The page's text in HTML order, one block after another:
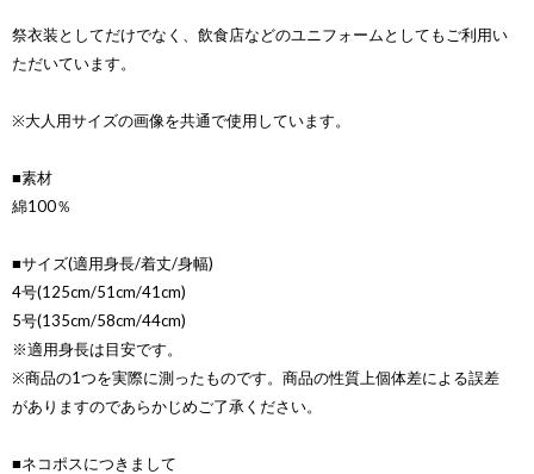
祭衣装としてだけでなく、飲食店などのユニフォームとしてもご利用い
ただいています。
※大人用サイズの画像を共通で使用しています。
■素材
綿100％
■サイズ(適用身長/着丈/身幅)
4号(125cm/51cm/41cm)
5号(135cm/58cm/44cm)
※適用身長は目安です。
※商品の1つを実際に測ったものです。商品の性質上個体差による誤差
がありますのであらかじめご了承ください。
■ネコポスにつきまして